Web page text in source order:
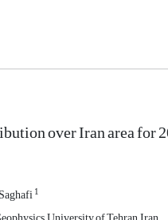
over Iran area for
1